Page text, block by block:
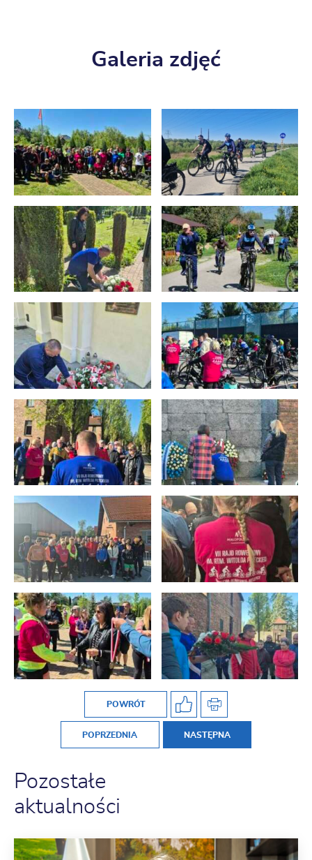
Galeria zdjęć
POWRÓT
POPRZEDNIA NASTĘPNA
Pozostałe
aktualności